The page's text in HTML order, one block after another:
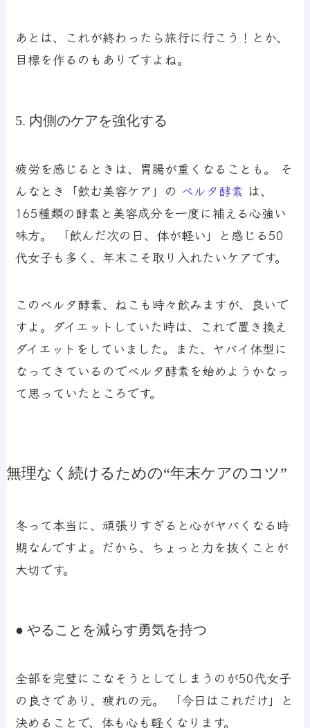
あとは、これが終わったら旅行に行こう！とか、
目標を作るのもありですよね。
5. 内側のケアを強化する
疲労を感じるときは、胃腸が重くなることも。 そ
んなとき「飲む美容ケア」の ベルタ酵素 は、
165種類の酵素と美容成分を一度に補える心強い
味方。 「飲んだ次の日、体が軽い」と感じる50
代女子も多く、年末こそ取り入れたいケアです。
このベルタ酵素、ねこも時々飲みますが、良いで
すよ。ダイエットしていた時は、これで置き換え
ダイエットをしていました。また、ヤバイ体型に
なってきているのでベルタ酵素を始めようかなっ
て思っていたところです。
無理なく続けるための“年末ケアのコツ”
冬って本当に、頑張りすぎると心がヤバくなる時
期なんですよ。だから、ちょっと力を抜くことが
大切です。
● やることを減らす勇気を持つ
全部を完璧にこなそうとしてしまうのが50代女子
の良さであり、疲れの元。 「今日はこれだけ」と
決めることで、体も心も軽くなります。